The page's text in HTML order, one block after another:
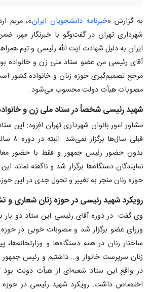
به گزارش «خبرنامه دانشجویان ایران»، مریم
شهرداری تهران در گفت‌وگو با خبرنگار
ایران به دلیل شهادت آیت الله رئیسی و تیم
آقای رئیسی من عضو ستاد ملی زن و خانواده
مرجع تصمیم‌گیری حوزه زنان و خانواده کشور
مصوبات هیأت دولت محسوب می‌شود.
شهید رئیسی شخصاً در ستاد ملی زن و
مشاور امور بانوان شهرداری تهران افزود: این
قبلی
بدون حضور رئیس جمهور و فقط با حضور
نمایندگان دستگاه‌ها برگزار شد و ناگفته نماند
حوزه زنان منجر به تغییر و تحول جدی در این
رویکرد شهید رئیسی در حوزه زنان شعاری و
وی گفت: در دوره آقای رئیسی این ستاد دو
وزرای عضو برگزار شد و مصوبات خوبی در حوزه
ساختار زنان در همه دستگاه‌ها و
زنان سرپرست خانوار و… داشتیم و رئیس
در واقع این ستاد شعبه‌ای از هیأت دولت
اختصاص داشت. رویکرد شهید رئیسی در حوزه